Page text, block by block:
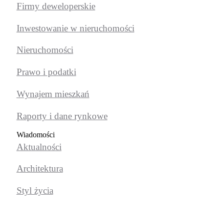
Firmy deweloperskie
Inwestowanie w nieruchomości
Nieruchomości
Prawo i podatki
Wynajem mieszkań
Raporty i dane rynkowe
Wiadomości
Aktualności
Architektura
Styl życia